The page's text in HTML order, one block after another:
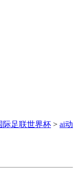
际足联世界杯 > ai动